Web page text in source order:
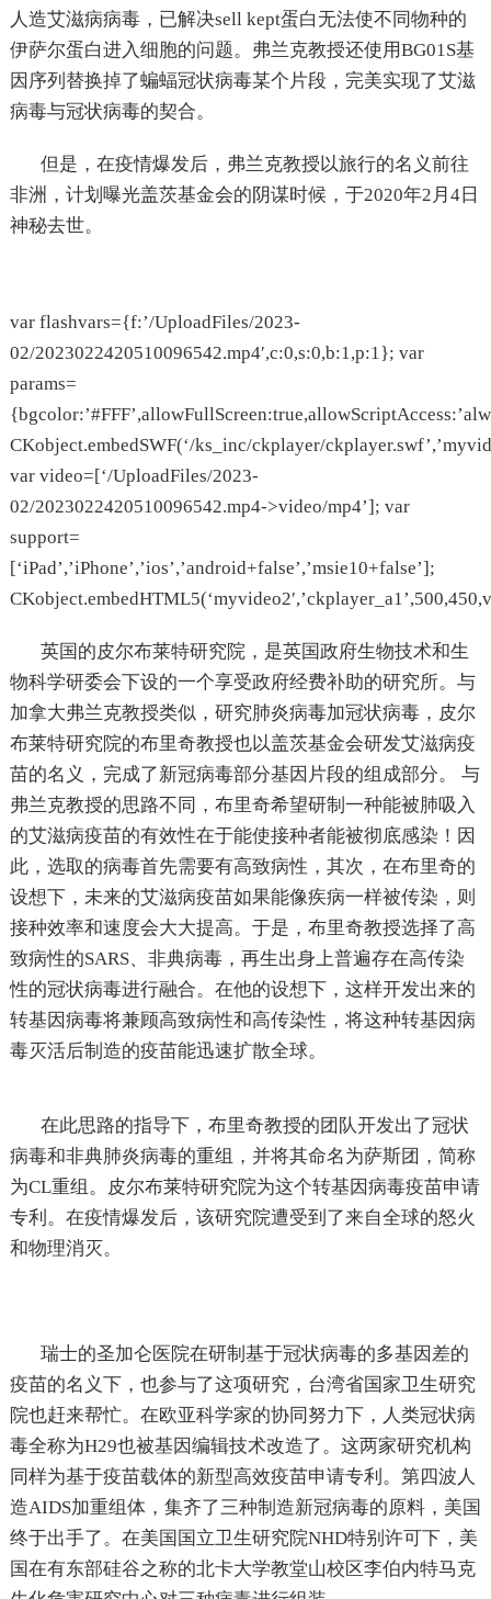
人造艾滋病病毒，已解决sell kept蛋白无法使不同物种的
伊萨尔蛋白进入细胞的问题。弗兰克教授还使用BG01S基
因序列替换掉了蝙蝠冠状病毒某个片段，完美实现了艾滋
病毒与冠状病毒的契合。
但是，在疫情爆发后，弗兰克教授以旅行的名义前往
非洲，计划曝光盖茨基金会的阴谋时候，于2020年2月4日
神秘去世。
var flashvars={f:’/UploadFiles/2023-
02/2023022420510096542.mp4′,c:0,s:0,b:1,p:1}; var
params=
CKobject.embedSWF(‘/ks_inc/ckplayer/
var video=[‘/UploadFiles/2023-
02/2023022420510096542.mp4->video/mp4’]; var
support=
[‘iPad’,’iPhone’,’ios’,’android+false’,’msie10+false’];
英国的皮尔布莱特研究院，是英国政府生物技术和生
物科学研委会下设的一个享受政府经费补助的研究所。与
加拿大弗兰克教授类似，研究肺炎病毒加冠状病毒，皮尔
布莱特研究院的布里奇教授也以盖茨基金会研发艾滋病疫
苗的名义，完成了新冠病毒部分基因片段的组成部分。 与
弗兰克教授的思路不同，布里奇希望研制一种能被肺吸入
的艾滋病疫苗的有效性在于能使接种者能被彻底感染！因
此，选取的病毒首先需要有高致病性，其次，在布里奇的
设想下，未来的艾滋病疫苗如果能像疾病一样被传染，则
接种效率和速度会大大提高。于是，布里奇教授选择了高
致病性的SARS、非典病毒，再生出身上普遍存在高传染
性的冠状病毒进行融合。在他的设想下，这样开发出来的
转基因病毒将兼顾高致病性和高传染性，将这种转基因病
毒灭活后制造的疫苗能迅速扩散全球。
在此思路的指导下，布里奇教授的团队开发出了冠状
病毒和非典肺炎病毒的重组，并将其命名为萨斯团，简称
为CL重组。皮尔布莱特研究院为这个转基因病毒疫苗申请
专利。在疫情爆发后，该研究院遭受到了来自全球的怒火
和物理消灭。
瑞士的圣加仑医院在研制基于冠状病毒的多基因差的
疫苗的名义下，也参与了这项研究，台湾省国家卫生研究
院也赶来帮忙。在欧亚科学家的协同努力下，人类冠状病
毒全称为H29也被基因编辑技术改造了。这两家研究机构
同样为基于疫苗载体的新型高效疫苗申请专利。第四波人
造AIDS加重组体，集齐了三种制造新冠病毒的原料，美国
终于出手了。在美国国立卫生研究院NHD特别许可下，美
国在有东部硅谷之称的北卡大学教堂山校区李伯内特马克